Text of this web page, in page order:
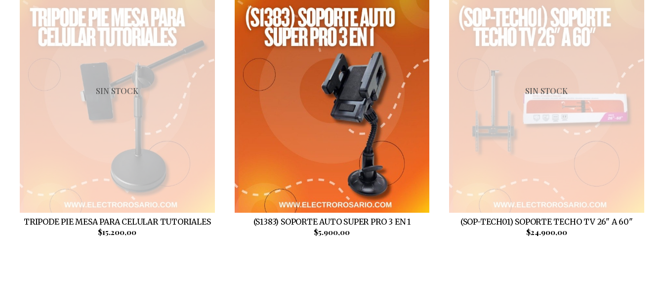
SIN STOCK
TRIPODE PIE MESA PARA CELULAR TUTORIALES
$15.200,00
(S1383) SOPORTE AUTO SUPER PRO 3 EN 1
$5.900,00
SIN STOCK
(SOP-TECH01) SOPORTE TECHO TV 26" A 60"
$24.900,00